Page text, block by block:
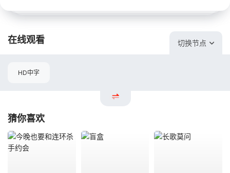
在线观看 切换节点
HD中字
猜你喜欢